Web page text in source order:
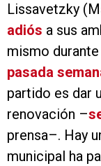
Lissavetzky
adiós a sus
mismo
pasada
partido es dar
renovación –
prensa–. Hay
municipal ha